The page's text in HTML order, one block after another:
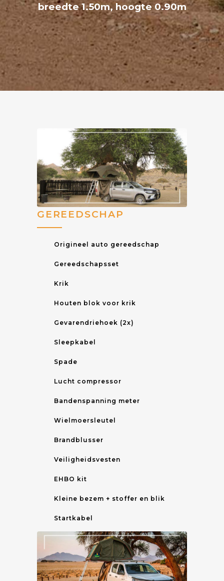
breedte 1.50m, hoogte 0.90m
GEREEDSCHAP
Origineel auto gereedschap
Gereedschapsset
Krik
Houten blok voor krik
Gevarendriehoek (2x)
Sleepkabel
Spade
Lucht compressor
Bandenspanning meter
Wielmoersleutel
Brandblusser
Veiligheidsvesten
EHBO kit
Kleine bezem + stoffer en blik
Startkabel